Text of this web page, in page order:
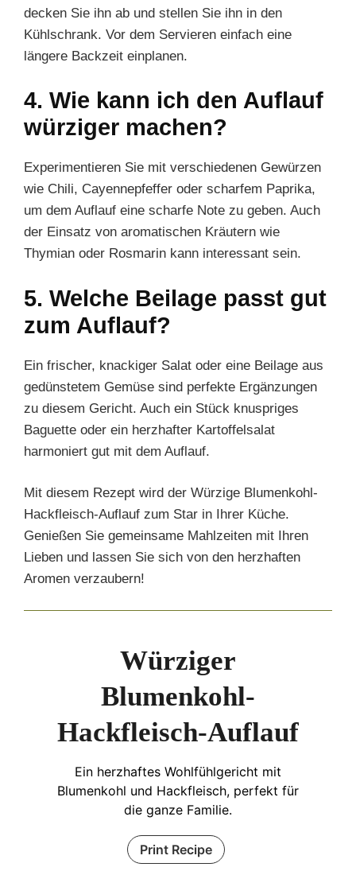
decken Sie ihn ab und stellen Sie ihn in den
Kühlschrank. Vor dem Servieren einfach eine
längere Backzeit einplanen.
4. Wie kann ich den Auflauf
würziger machen?
Experimentieren Sie mit verschiedenen Gewürzen
wie Chili, Cayennepfeffer oder scharfem Paprika,
um dem Auflauf eine scharfe Note zu geben. Auch
der Einsatz von aromatischen Kräutern wie
Thymian oder Rosmarin kann interessant sein.
5. Welche Beilage passt gut
zum Auflauf?
Ein frischer, knackiger Salat oder eine Beilage aus
gedünstetem Gemüse sind perfekte Ergänzungen
zu diesem Gericht. Auch ein Stück knuspriges
Baguette oder ein herzhafter Kartoffelsalat
harmoniert gut mit dem Auflauf.
Mit diesem Rezept wird der Würzige Blumenkohl-
Hackfleisch-Auflauf zum Star in Ihrer Küche.
Genießen Sie gemeinsame Mahlzeiten mit Ihren
Lieben und lassen Sie sich von den herzhaften
Aromen verzaubern!
Würziger
Blumenkohl-
Hackfleisch-Auflauf
Ein herzhaftes Wohlfühlgericht mit
Blumenkohl und Hackfleisch, perfekt für
die ganze Familie.
Print Recipe